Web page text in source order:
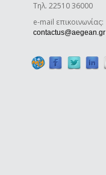
Τηλ. 22510 36000
e-mail επικοινωνίας:
contactus@aegean.gr